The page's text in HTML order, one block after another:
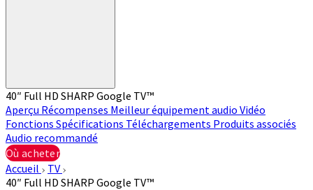
40″ Full HD SHARP Google TV™
Aperçu Récompenses Meilleur équipement audio Vidéo
Fonctions Spécifications Téléchargements Produits associés
Audio recommandé
Où acheter
Accueil
TV
40″ Full HD SHARP Google TV™